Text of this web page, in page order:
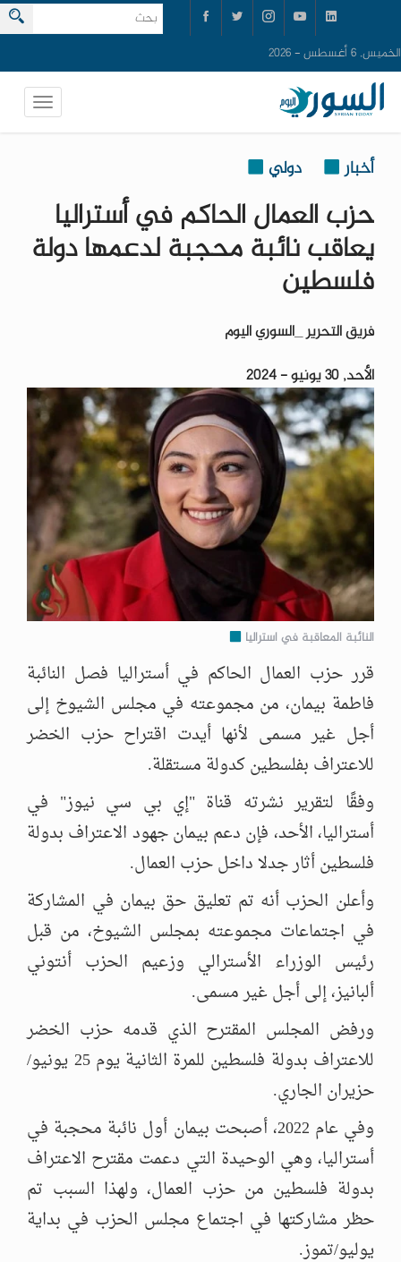
الخميس, 6 أغسطس - 2026
أخبار دولي
حزب العمال الحاكم في أستراليا
يعاقب نائبة محجبة لدعمها دولة
فلسطين
فريق التحرير _السوري اليوم
الأحد, 30 يونيو - 2024
النائبة المعاقبة في استراليا
قرر حزب العمال الحاكم في أستراليا فصل النائبة
فاطمة بيمان، من مجموعته في مجلس الشيوخ إلى
أجل غير مسمى لأنها أيدت اقتراح حزب الخضر
للاعتراف بفلسطين كدولة مستقلة.
وفقًا لتقرير نشرته قناة "إي بي سي نيوز" في
أستراليا، الأحد، فإن دعم بيمان جهود الاعتراف بدولة
فلسطين أثار جدلا داخل حزب العمال.
وأعلن الحزب أنه تم تعليق حق بيمان في المشاركة
في اجتماعات مجموعته بمجلس الشيوخ، من قبل
رئيس الوزراء الأسترالي وزعيم الحزب أنتوني
ألبانيز، إلى أجل غير مسمى.
ورفض المجلس المقترح الذي قدمه حزب الخضر
للاعتراف بدولة فلسطين للمرة الثانية يوم 25 يونيو/
حزيران الجاري.
وفي عام 2022، أصبحت بيمان أول نائبة محجبة في
أستراليا، وهي الوحيدة التي دعمت مقترح الاعتراف
بدولة فلسطين من حزب العمال، ولهذا السبب تم
حظر مشاركتها في اجتماع مجلس الحزب في بداية
يوليو/تموز.